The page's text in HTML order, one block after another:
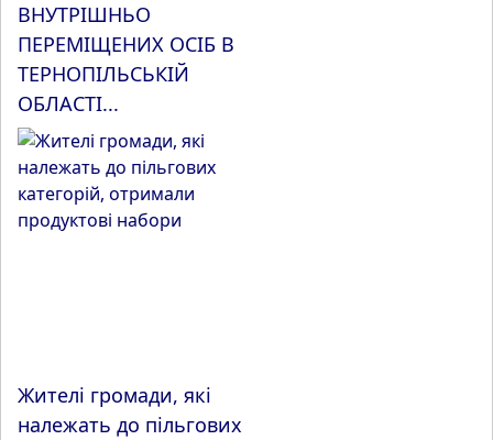
ВНУТРІШНЬО
ПЕРЕМІЩЕНИХ ОСІБ В
ТЕРНОПІЛЬСЬКІЙ
ОБЛАСТІ...
Жителі громади, які
належать до пільгових